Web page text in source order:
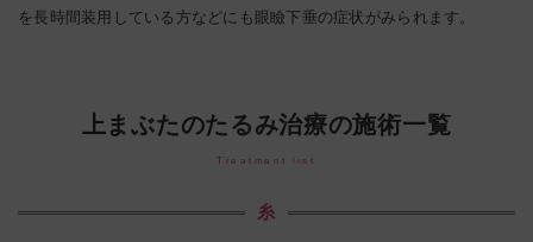
を長時間装用している方などにも眼瞼下垂の症状がみられます。
上まぶたのたるみ治療の施術一覧
Treatment list
糸